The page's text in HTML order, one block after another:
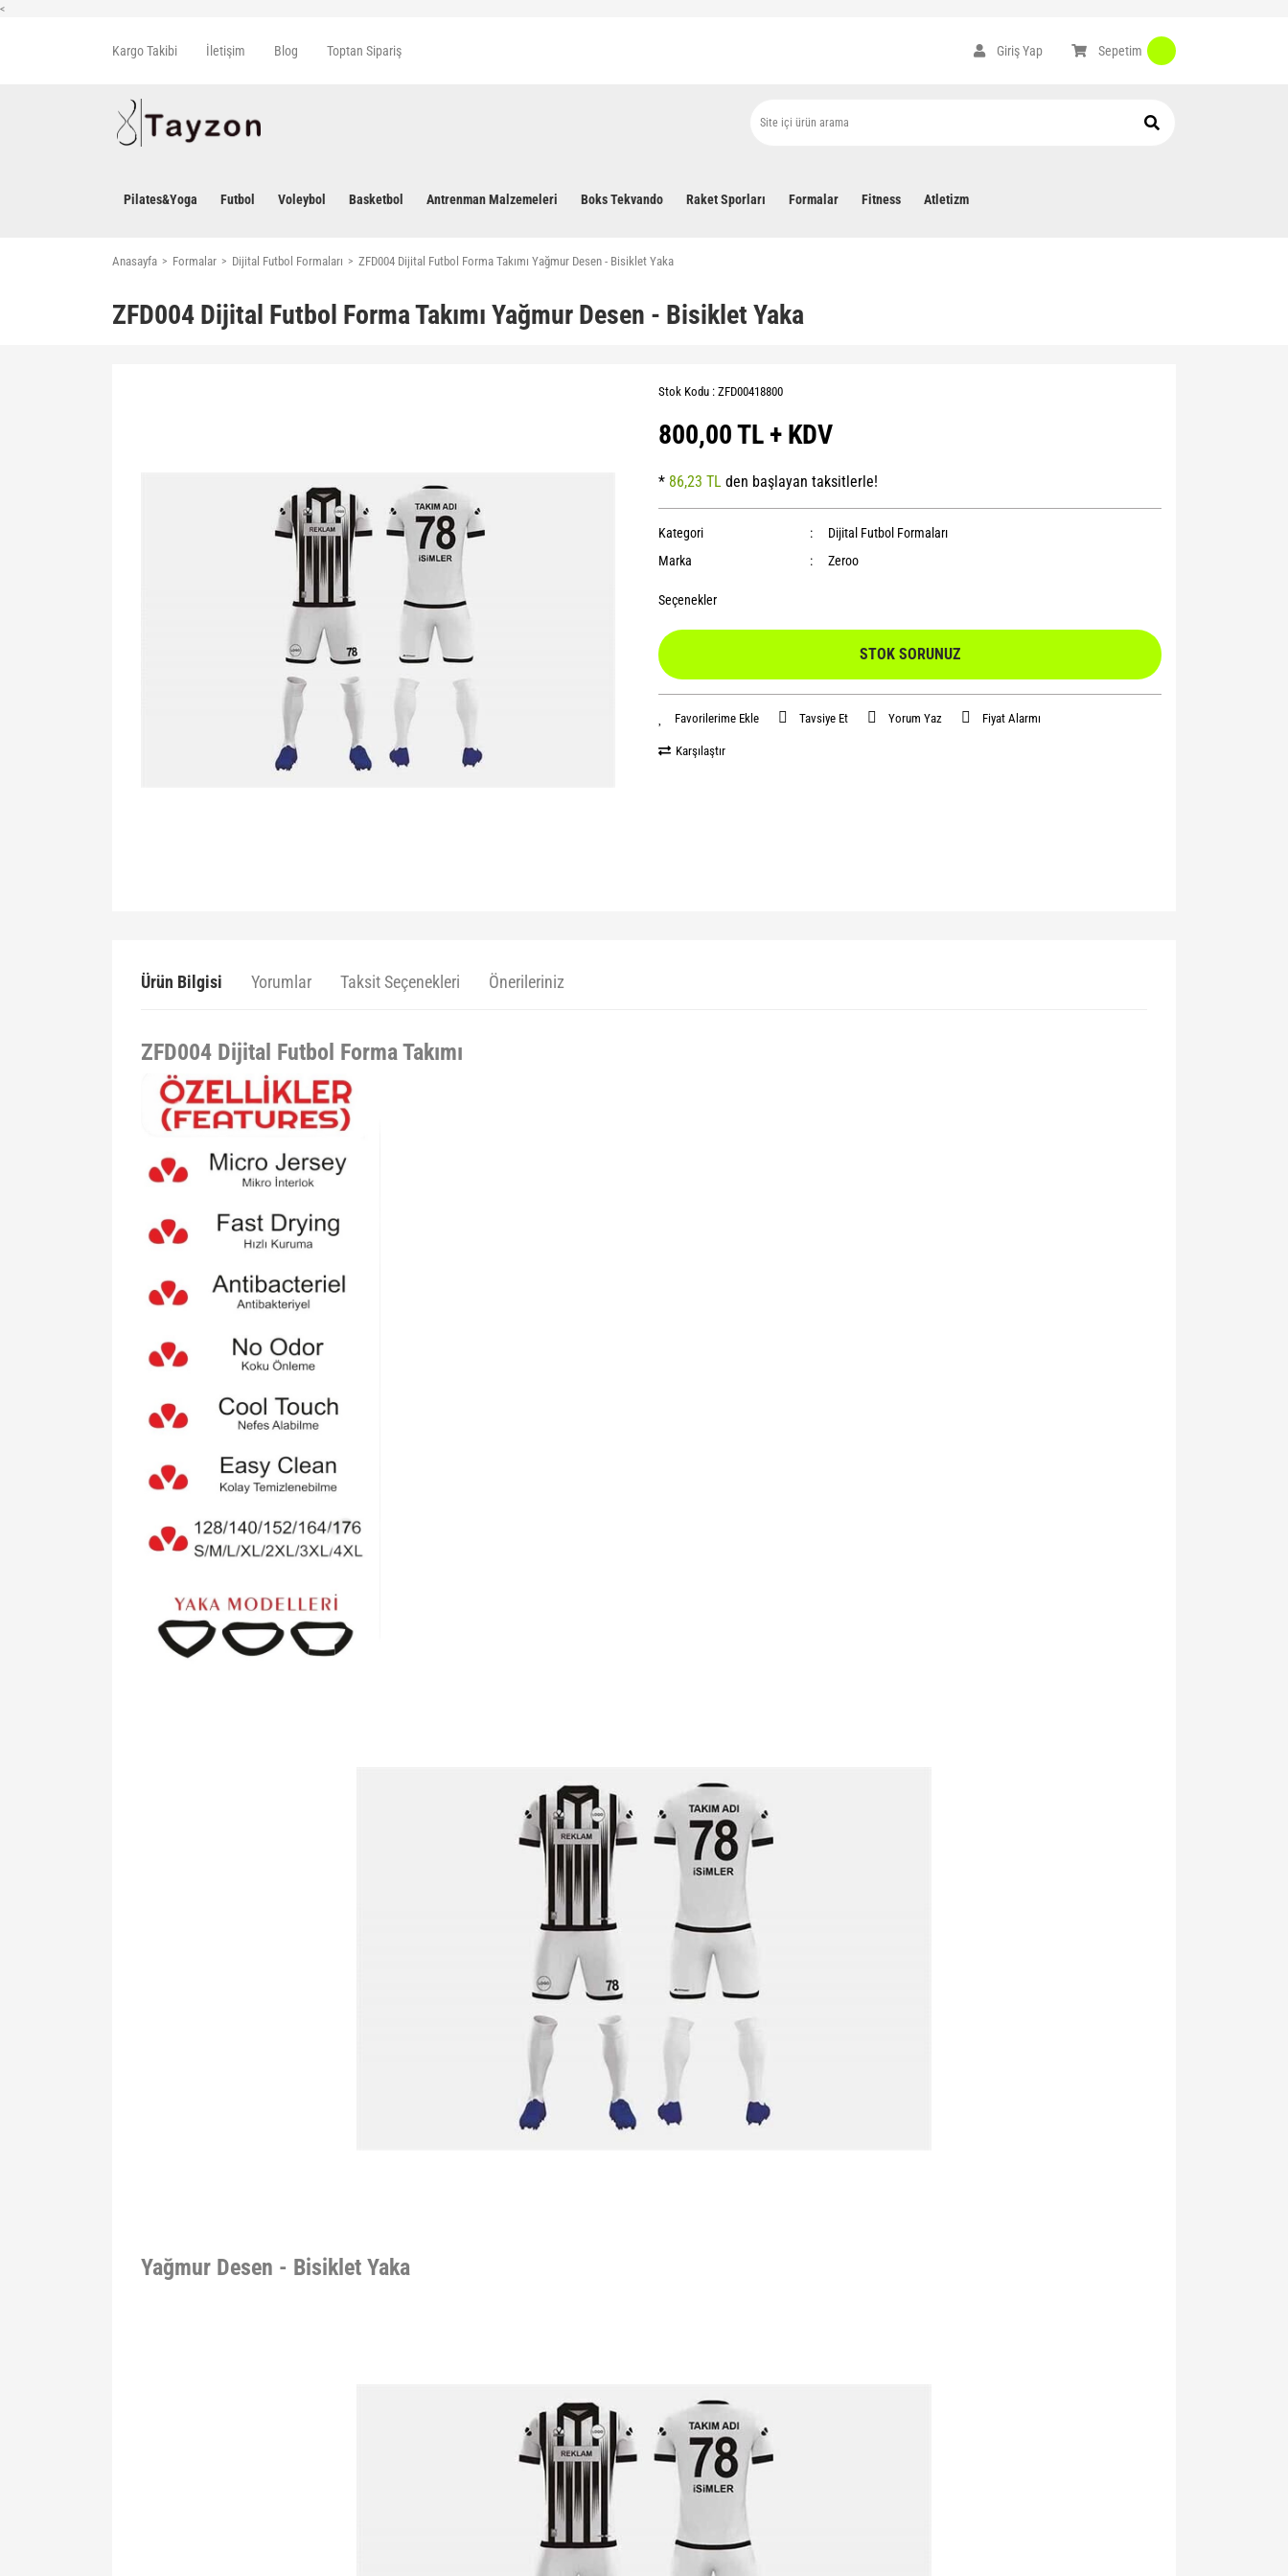
<
Kargo Takibi İletişim Blog Toptan Sipariş Giriş Yap Sepetim
Pilates&Yoga Futbol Voleybol Basketbol Antrenman Malzemeleri Boks Tekvando Raket Sporları Formalar Fitness Atletizm
Anasayfa Formalar Dijital Futbol Formaları ZFD004 Dijital Futbol Forma Takımı Yağmur Desen - Bisiklet Yaka
ZFD004 Dijital Futbol Forma Takımı Yağmur Desen - Bisiklet Yaka
Stok Kodu : ZFD00418800
800,00 TL + KDV
* 86,23 TL den başlayan taksitlerle!
Kategori
Dijital Futbol Formaları
Marka
Zeroo
Seçenekler
STOK SORUNUZ
Tavsiye Et Yorum Yaz Fiyat Alarmı
Karşılaştır
Ürün Bilgisi Yorumlar Taksit Seçenekleri Önerileriniz
ZFD004 Dijital Futbol Forma Takımı
Yağmur Desen - Bisiklet Yaka